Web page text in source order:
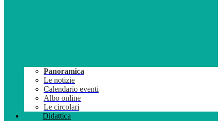
Panoramica
Le notizie
Calendario eventi
Albo online
Le circolari
Didattica